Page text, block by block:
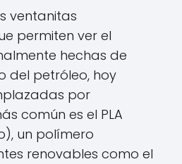
ventanitas
permiten ver el
hechas de
del petróleo, hoy
por
común es el PLA
un polímero
renovables como el